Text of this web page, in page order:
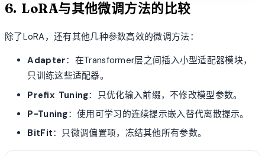
6. LoRA与其他微调方法的比较
除了LoRA，还有其他几种参数高效的微调方法：
Adapter：在Transformer层之间插入小型适配器模块，
只训练这些适配器。
Prefix Tuning：只优化输入前缀，不修改模型参数。
P-Tuning：使用可学习的连续提示嵌入替代离散提示。
BitFit：只微调偏置项，冻结其他所有参数。